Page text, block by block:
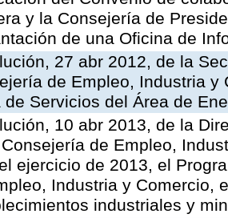
y la Consejería de
de una Oficina de
27 abr 2012, de la
de Empleo, Industria
de Servicios del Área de
10 abr 2013, de la
de Empleo,
ejercicio de 2013, el
Industria y Comercio,
industriales y